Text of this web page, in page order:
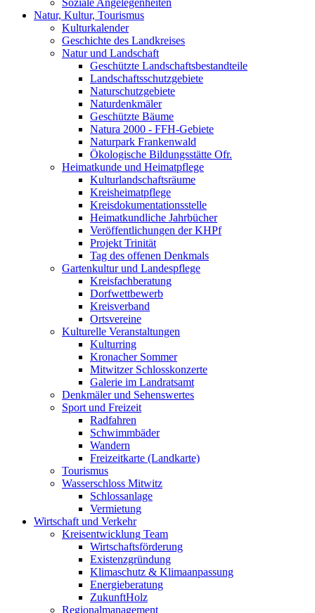
Soziale Angelegenheiten
Natur, Kultur, Tourismus
Kulturkalender
Geschichte des Landkreises
Natur und Landschaft
Geschützte Landschaftsbestandteile
Landschaftsschutzgebiete
Naturschutzgebiete
Naturdenkmäler
Geschützte Bäume
Natura 2000 - FFH-Gebiete
Naturpark Frankenwald
Ökologische Bildungsstätte Ofr.
Heimatkunde und Heimatpflege
Kulturlandschaftsräume
Kreisheimatpflege
Kreisdokumentationsstelle
Heimatkundliche Jahrbücher
Veröffentlichungen der KHPf
Projekt Trinität
Tag des offenen Denkmals
Gartenkultur und Landespflege
Kreisfachberatung
Dorfwettbewerb
Kreisverband
Ortsvereine
Kulturelle Veranstaltungen
Kulturring
Kronacher Sommer
Mitwitzer Schlosskonzerte
Galerie im Landratsamt
Denkmäler und Sehenswertes
Sport und Freizeit
Radfahren
Schwimmbäder
Wandern
Freizeitkarte (Landkarte)
Tourismus
Wasserschloss Mitwitz
Schlossanlage
Vermietung
Wirtschaft und Verkehr
Kreisentwicklung Team
Wirtschaftsförderung
Existenzgründung
Klimaschutz & Klimaanpassung
Energieberatung
ZukunftHolz
Regionalmanagement